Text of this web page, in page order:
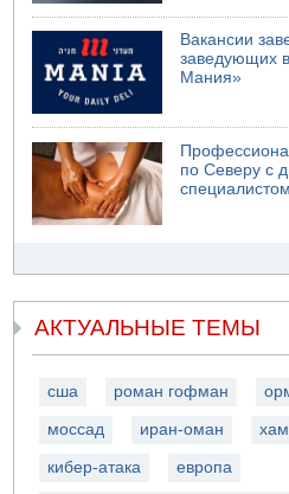
Вакансии
заведующих
Мания»
по Северу с
специалистом
АКТУАЛЬНЫЕ ТЕМЫ
сша роман гофман
моссад иран-оман
кибер-атака европа